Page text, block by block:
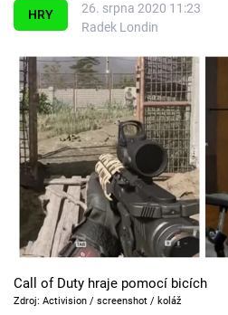
Témata
Filmy
Seriály
Hry
Cool Esport
Pořady
TV Program
HRY
26. srpna 2020 11:23
Radek Londin
Call of Duty hraje pomocí bicích
Zdroj: Activision / screenshot / koláž